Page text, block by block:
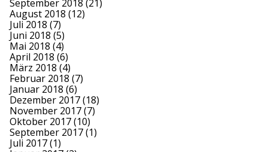
September 2018 (21)
August 2018 (12)
Juli 2018 (7)
Juni 2018 (5)
Mai 2018 (4)
April 2018 (6)
März 2018 (4)
Februar 2018 (7)
Januar 2018 (6)
Dezember 2017(18)
November 2017(7)
Oktober 2017(10)
September 2017(1)
Juli 2017(1)